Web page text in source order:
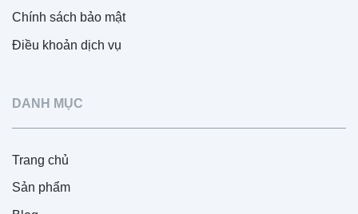
Chính sách bảo mật
Điều khoản dịch vụ
DANH MỤC
Trang chủ
Sản phẩm